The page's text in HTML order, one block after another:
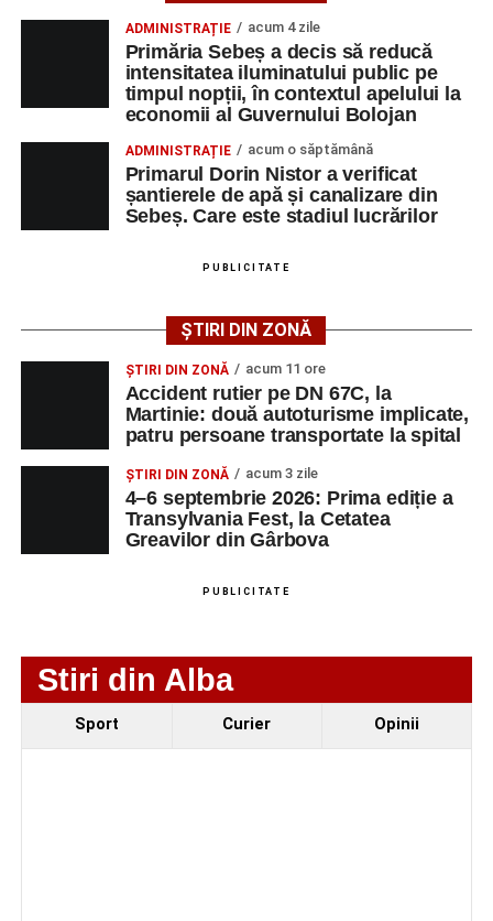
fiind negativ.
Polițiștii continuă cercetările pentru stabilirea tuturor
împrejurărilor în care s-a produs accidentul, în cadrul unui
dosar penal întocmit pentru săvârșirea infracțiunii de
vătămare corporală din culpă.
Ultimele știri din Sebeș
Accident rutier pe DN 67C, la Martinie: două
autoturisme implicate, patru persoane
transportate la spital
Investiție majoră în energie verde la Sebeș:
centrală solară de 67,4 MWp și baterii de 181 MWh
cățel a fost scos în siguranță de sub o stivă de
ADMINISTRAȚIE acum 4 zile
Primăria Sebeș a decis să reducă
intensitatea iluminatului public pe
timpul nopții, în contextul apelului la
economii al Guvernului Bolojan
ADMINISTRAȚIE acum o săptămână
Primarul Dorin Nistor a verificat
șantierele de apă și canalizare din
Sebeș. Care este stadiul lucrărilor
PUBLICITATE
ȘTIRI DIN ZONĂ
ȘTIRI DIN ZONĂ acum 11 ore
Accident rutier pe DN 67C, la
Martinie: două autoturisme implicate,
patru persoane transportate la spital
ȘTIRI DIN ZONĂ acum 3 zile
4–6 septembrie 2026: Prima ediție a
Transylvania Fest, la Cetatea
Greavilor din Gârbova
PUBLICITATE
Stiri din Alba
Sport Curier Opinii